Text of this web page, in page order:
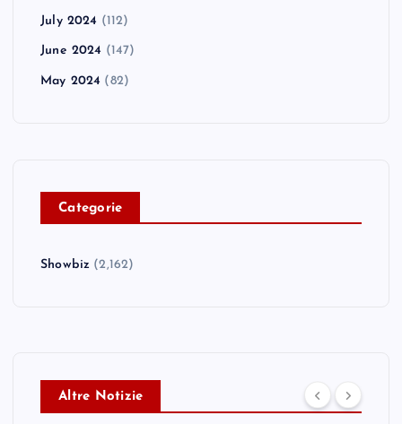
July 2024 (112)
June 2024 (147)
May 2024 (82)
Categorie
Showbiz (2,162)
Altre Notizie